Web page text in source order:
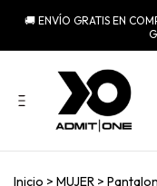
🚚 ENVÍO GRATIS EN
Inicio > MUJER >